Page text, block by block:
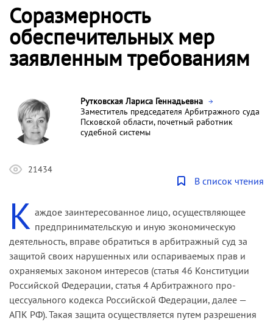
Соразмерность
обеспечительных мер
заявленным требованиям
Рутковская Лариса Геннадьевна
Заместитель председателя Арбитражного суда
Псковской области, почетный работник
судебной системы
21434
В список чтения
К аждое заинтересованное лицо, осуществляющее
предпри­нимательскую и иную экономическую
деятельность, вправе обратиться в арбитражный суд за
защитой своих нарушенных или оспариваемых прав и
охраняемых законом интересов (статья 46 Конституции
Российской Федерации, статья 4 Арбитражного про­
цессуального кодекса Российской Федерации, далее —
АПК РФ). Такая защита осуществляется путем разрешения